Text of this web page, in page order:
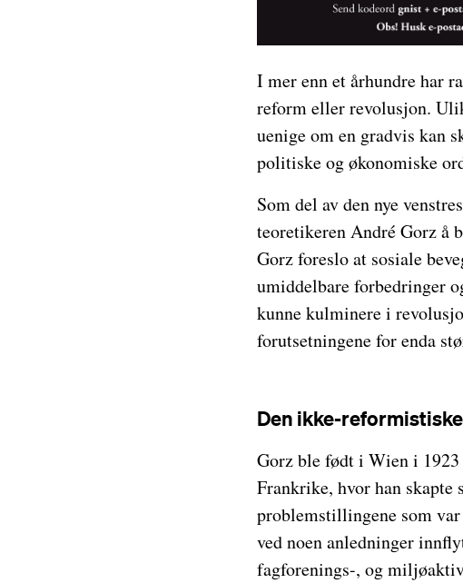
I mer enn et århundre har
reform eller revolusjon.
uenige om en gradvis kan
politiske og økonomiske
Som del av den nye
teoretikeren André Gorz å
Gorz foreslo at sosiale
umiddelbare forbedringer
kunne kulminere i
forutsetningene for enda
Den ikke-
Gorz ble født i Wien i
Frankrike, hvor han
problemstillingene som
ved noen anledninger
fagforenings-, og